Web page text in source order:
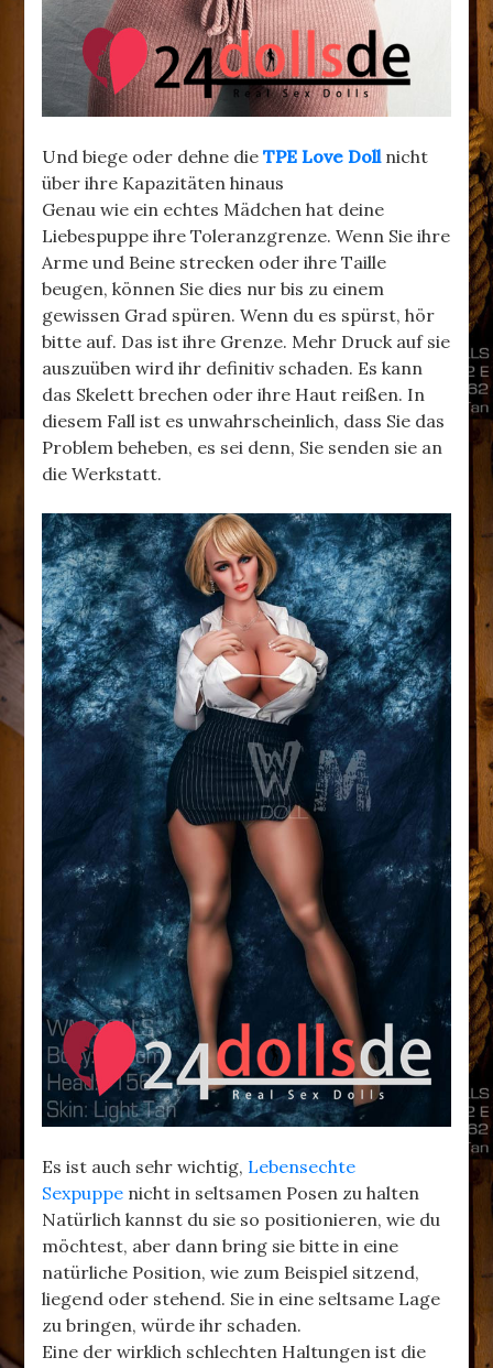
Und biege oder dehne dieTPE Love Dollnicht
über ihre Kapazitäten hinaus
Genau wie ein echtes Mädchen hat deine
Liebespuppe ihre Toleranzgrenze. Wenn Sie ihre
Arme und Beine strecken oder ihre Taille
beugen, können Sie dies nur bis zu einem
gewissen Grad spüren. Wenn du es spürst, hör
bitte auf. Das ist ihre Grenze. Mehr Druck auf sie
auszuüben wird ihr definitiv schaden. Es kann
das Skelett brechen oder ihre Haut reißen. In
diesem Fall ist es unwahrscheinlich, dass Sie das
Problem beheben, es sei denn, Sie senden sie an
die Werkstatt.
Es ist auch sehr wichtig, Lebensechte
Sexpuppe nicht in seltsamen Posen zu halten
Natürlich kannst du sie so positionieren, wie du
möchtest, aber dann bring sie bitte in eine
natürliche Position, wie zum Beispiel sitzend,
liegend oder stehend. Sie in eine seltsame Lage
zu bringen, würde ihr schaden.
Eine der wirklich schlechten Haltungen ist die